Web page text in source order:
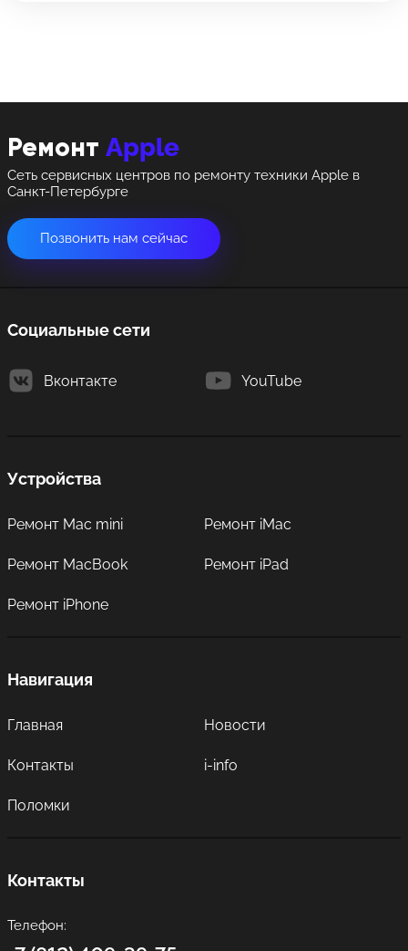
Ремонт Apple
Сеть сервисных центров по ремонту техники Apple в
Санкт-Петербурге
Позвонить нам сейчас
Социальные сети
Вконтакте YouTube
Устройства
Ремонт Mac mini Ремонт iMac
Ремонт MacBook Ремонт iPad
Ремонт iPhone
Навигация
Главная Новости
Контакты i-info
Поломки
Контакты
Телефон: